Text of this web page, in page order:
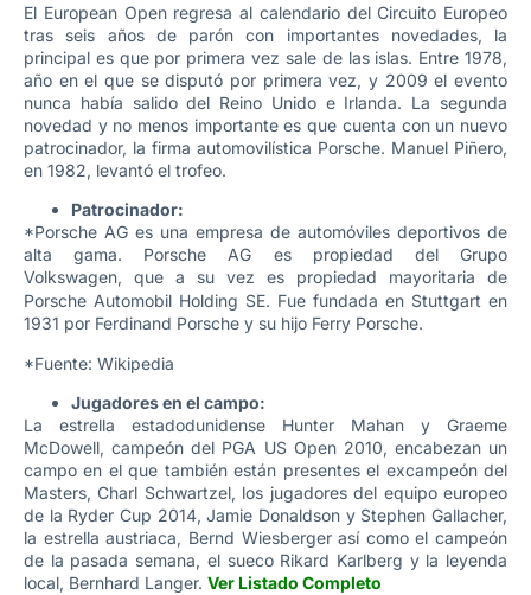
El European Open regresa al calendario del Circuito Europeo
tras seis años de parón con importantes novedades, la
principal es que por primera vez sale de las islas. Entre 1978,
año en el que se disputó por primera vez, y 2009 el evento
nunca había salido del Reino Unido e Irlanda. La segunda
novedad y no menos importante es que cuenta con un nuevo
patrocinador, la firma automovilística Porsche. Manuel Piñero,
en 1982, levantó el trofeo.
Patrocinador:
*Porsche AG es una empresa de automóviles deportivos de
alta gama. Porsche AG es propiedad del Grupo
Volkswagen,
que a su vez es propiedad mayoritaria de
Porsche Automobil Holding SE. Fue fundada en Stuttgart en
1931 por Ferdinand Porsche y su hijo Ferry Porsche.
*Fuente: Wikipedia
Jugadores en el campo:
La estrella estadodunidense Hunter Mahan y Graeme
McDowell, campeón del PGA US Open 2010, encabezan un
campo en el que también están presentes el excampeón del
Masters,Charl Schwartzel, los jugadores del equipo europeo
de la Ryder Cup 2014, Jamie Donaldson y Stephen Gallacher,
la estrella austriaca, Bernd Wiesberger así como el campeón
de la pasada semana, el sueco Rikard Karlberg y la leyenda
local, Bernhard Langer. Ver Listado Completo